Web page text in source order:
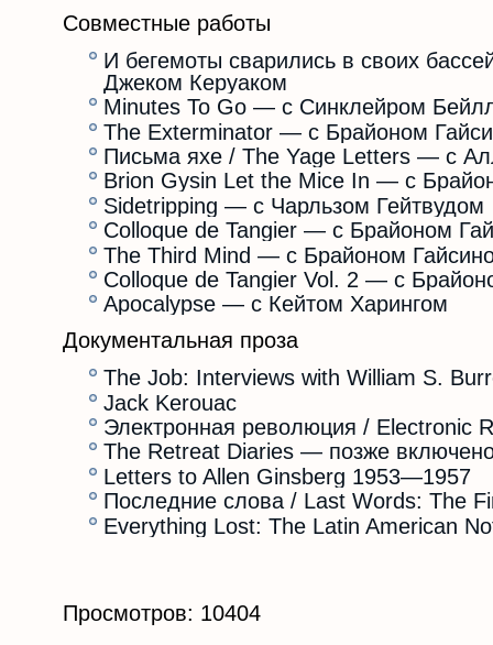
Совместные работы
И бегемоты сварились в своих
Джеком Керуаком
Minutes To Go — с Синклейром
The Exterminator — с Брайоном
Письма яхе / The Yage Letters — с
Brion Gysin Let the Mice In — с
Sidetripping — с Чарльзом Гейтвудом
Colloque de Tangier — с Брайоном
The Third Mind — с Брайоном
Colloque de Tangier Vol. 2 — с
Apocalypse — с Кейтом Харингом
Документальная проза
The Job: Interviews with William S.
Jack Kerouac
Электронная революция / Electronic
The Retreat Diaries — позже
Letters to Allen Ginsberg 1953—1957
Последние слова / Last Words: The
Everything Lost: The Latin American
Просмотров: 10404